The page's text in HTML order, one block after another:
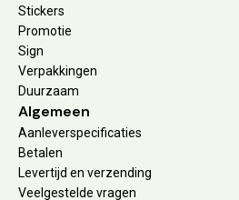
Stickers
Promotie
Sign
Verpakkingen
Duurzaam
Algemeen
Aanleverspecificaties
Betalen
Levertijd en verzending
Veelgestelde vragen